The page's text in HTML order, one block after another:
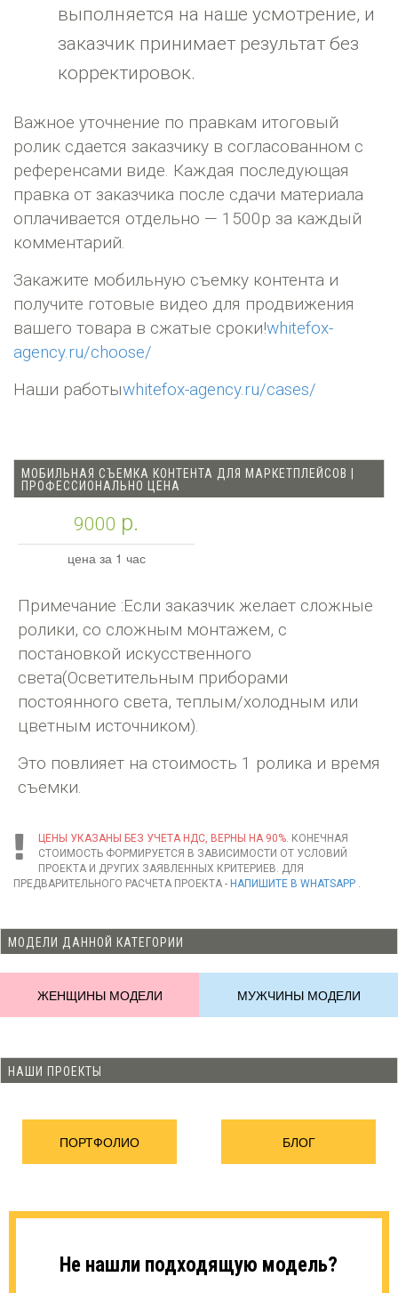
выполняется на наше усмотрение, и
заказчик принимает результат без
корректировок.
Важное уточнение по правкам итоговый
ролик сдается заказчику в согласованном с
референсами виде. Каждая последующая
правка от заказчика после сдачи материала
оплачивается отдельно — 1500р за каждый
комментарий.
Закажите мобильную съемку контента и
получите готовые видео для продвижения
вашего товара в сжатые сроки!whitefox-
agency.ru/choose/
Наши работыwhitefox-agency.ru/cases/
МОБИЛЬНАЯ СЪЕМКА КОНТЕНТА ДЛЯ МАРКЕТПЛЕЙСОВ |
ПРОФЕССИОНАЛЬНО ЦЕНА
9000 р.
цена за 1 час
Примечание :Если заказчик желает сложные
ролики, со сложным монтажем, с
постановкой искусственного
света(Осветительным приборами
постоянного света, теплым/холодным или
цветным источником).
Это повлияет на стоимость 1 ролика и время
съемки.
ЦЕНЫ УКАЗАНЫ БЕЗ УЧЕТА НДС, ВЕРНЫ НА 90%. КОНЕЧНАЯ
СТОИМОСТЬ ФОРМИРУЕТСЯ В ЗАВИСИМОСТИ ОТ УСЛОВИЙ
ПРОЕКТА И ДРУГИХ ЗАЯВЛЕННЫХ КРИТЕРИЕВ. ДЛЯ
ПРЕДВАРИТЕЛЬНОГО РАСЧЕТА ПРОЕКТА - НАПИШИТЕ В WHATSAPP .
МОДЕЛИ ДАННОЙ КАТЕГОРИИ
ЖЕНЩИНЫ МОДЕЛИ МУЖЧИНЫ МОДЕЛИ
НАШИ ПРОЕКТЫ
ПОРТФОЛИО БЛОГ
Не нашли подходящую модель?